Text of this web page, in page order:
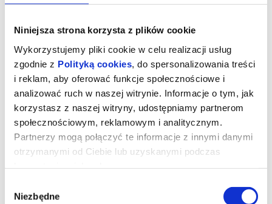
Niniejsza strona korzysta z plików cookie
Wykorzystujemy pliki cookie w celu realizacji usług
zgodnie z Polityką cookies , do spersonalizowania treści
i reklam, aby oferować funkcje społecznościowe i
analizować ruch w naszej witrynie. Informacje o tym, jak
korzystasz z naszej witryny, udostępniamy partnerom
społecznościowym, reklamowym i analitycznym.
Partnerzy mogą połączyć te informacje z innymi danymi
otrzymanymi od Ciebie lub uzyskanymi podczas
zgody
Niezbędne
Wieloryb
Teatr Na Moście – pokaz spektaklu „Wieloryb”
Teatr Na Moście zaprasza na spektakl „Wieloryb”, a bazę dla niego
stanowi słuchowisko Jana Brzechwy oraz jeden z utworów Wandy
się kolorami, innym razem zatrzymuje na czerni i bieli. Pokazują,
jak reagujemy na wypełniające go informacje i jak przekazujemy